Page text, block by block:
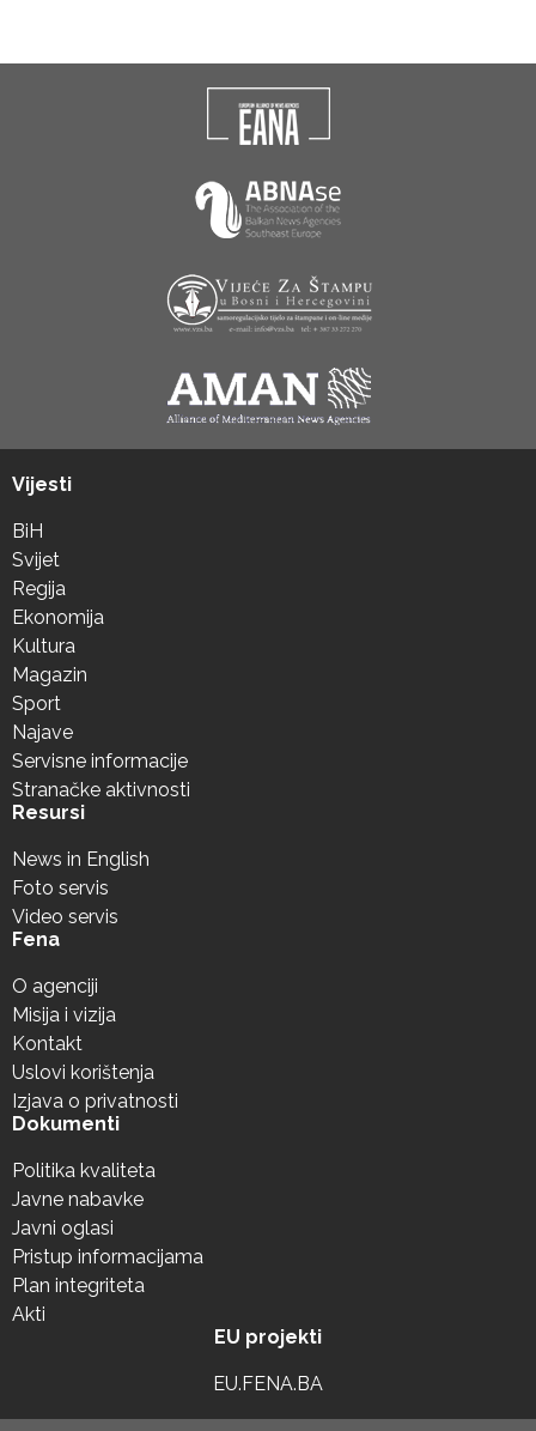
Vijesti
BiH
Svijet
Regija
Ekonomija
Kultura
Magazin
Sport
Najave
Servisne informacije
Stranačke aktivnosti
Resursi
News in English
Foto servis
Video servis
Fena
O agenciji
Misija i vizija
Kontakt
Uslovi korištenja
Izjava o privatnosti
Dokumenti
Politika kvaliteta
Javne nabavke
Javni oglasi
Pristup informacijama
Plan integriteta
Akti
EU projekti
EU.FENA.BA